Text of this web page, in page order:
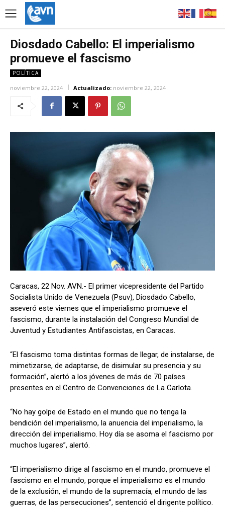
Diosdado Cabello: El imperialismo
promueve el fascismo
POLÍTICA
noviembre 22, 2024 Actualizado: noviembre 22, 2024
Caracas, 22 Nov. AVN.- El primer vicepresidente del Partido
Socialista Unido de Venezuela (Psuv), Diosdado Cabello,
aseveró este viernes que el imperialismo promueve el
fascismo, durante la instalación del Congreso Mundial de
Juventud y Estudiantes Antifascistas, en Caracas.
“El fascismo toma distintas formas de llegar, de instalarse, de
mimetizarse, de adaptarse, de disimular su presencia y su
formación”, alertó a los jóvenes de más de 70 países
presentes en el Centro de Convenciones de La Carlota.
“No hay golpe de Estado en el mundo que no tenga la
bendición del imperialismo, la anuencia del imperialismo, la
dirección del imperialismo. Hoy día se asoma el fascismo por
muchos lugares”, alertó.
“El imperialismo dirige al fascismo en el mundo, promueve el
fascismo en el mundo, porque el imperialismo es el mundo
de la exclusión, el mundo de la supremacía, el mundo de las
guerras, de las persecuciones”, sentenció el dirigente político.